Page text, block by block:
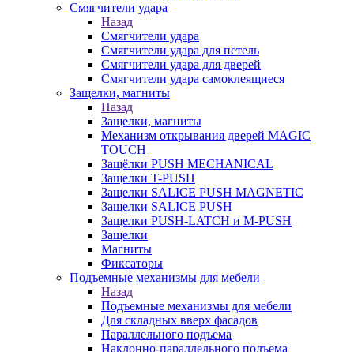
Смягчители удара
Назад
Смягчители удара
Смягчители удара для петель
Смягчители удара для дверей
Cмягчители удара самоклеящиеся
Защелки, магниты
Назад
Защелки, магниты
Механизм открывания дверей MAGIC
TOUCH
Защёлки PUSH MECHANICAL
Защелки T-PUSH
Защелки SALICE PUSH MAGNETIC
Защелки SALICE PUSH
Защелки PUSH-LATCH и M-PUSH
Защелки
Магниты
Фиксаторы
Подъемные механизмы для мебели
Назад
Подъемные механизмы для мебели
Для складных вверх фасадов
Параллельного подъема
Наклонно-параллельного подъема